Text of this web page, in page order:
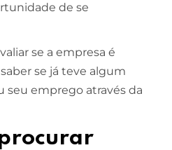
de se
se a empresa é
se já teve algum
seu emprego através da